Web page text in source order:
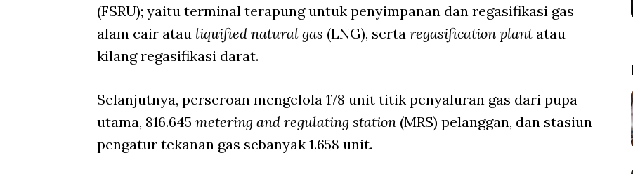
(FSRU); yaitu terminal terapung untuk penyimpanan dan regasifikasi gas
alam cair atau liquified natural gas (LNG), serta regasification plant atau
kilang regasifikasi darat.
Selanjutnya, perseroan mengelola 178 unit titik penyaluran gas dari pupa
utama, 816.645 metering and regulating station (MRS) pelanggan, dan stasiun
pengatur tekanan gas sebanyak 1.658 unit.